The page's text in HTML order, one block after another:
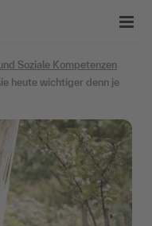
Soziale Kompetenzen
heute wichtiger denn je